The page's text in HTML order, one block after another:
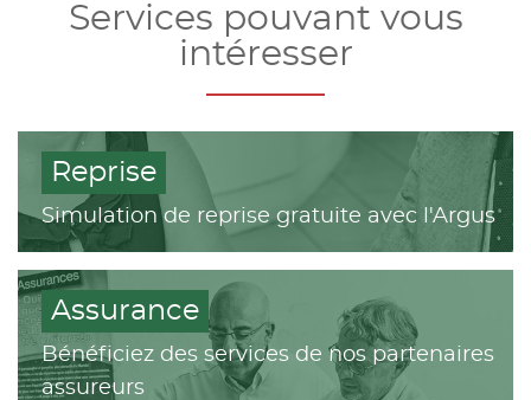
Services pouvant vous
intéresser
Reprise
Simulation de reprise gratuite avec l'Argus
Assurance
Bénéficiez des services de nos partenaires
assureurs